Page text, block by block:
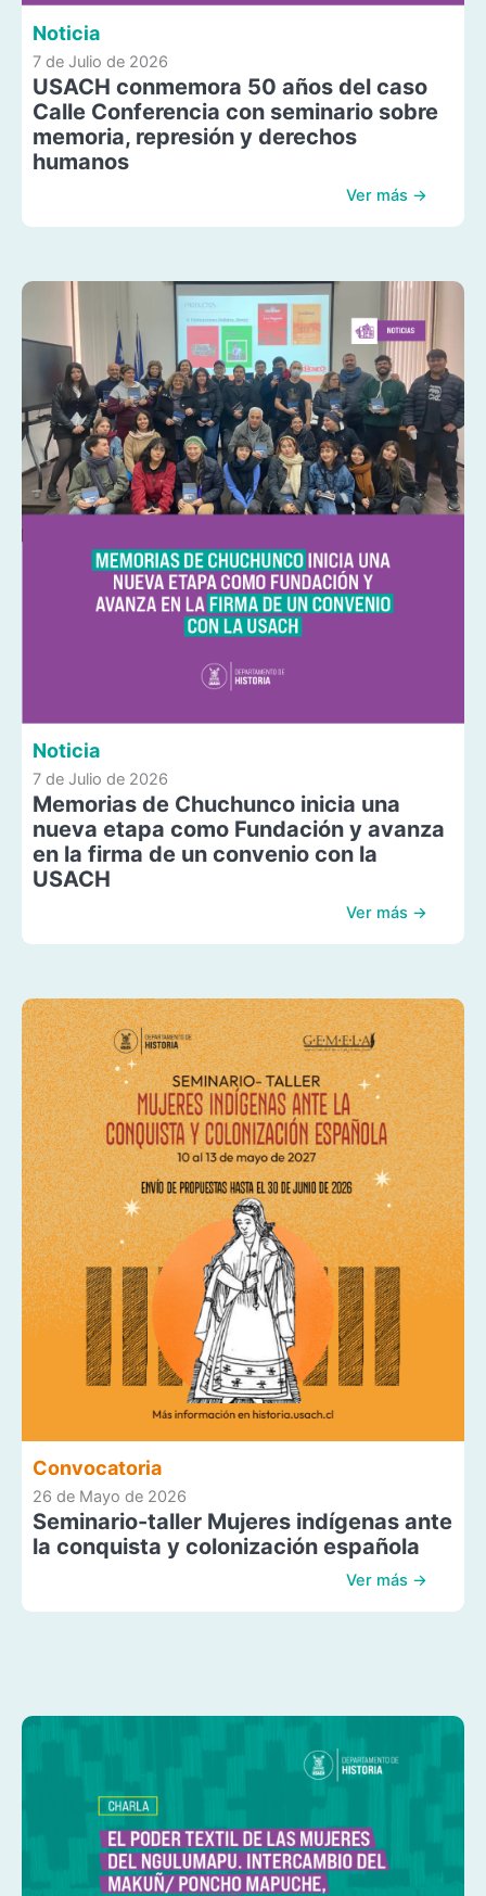
Noticia
7 de Julio de 2026
USACH conmemora 50 años del caso
Calle Conferencia con seminario sobre
memoria, represión y derechos
humanos
Ver más →
Noticia
7 de Julio de 2026
Memorias de Chuchunco inicia una
nueva etapa como Fundación y avanza
en la firma de un convenio con la
USACH
Ver más →
Convocatoria
26 de Mayo de 2026
Seminario-taller Mujeres indígenas ante
la conquista y colonización española
Ver más →